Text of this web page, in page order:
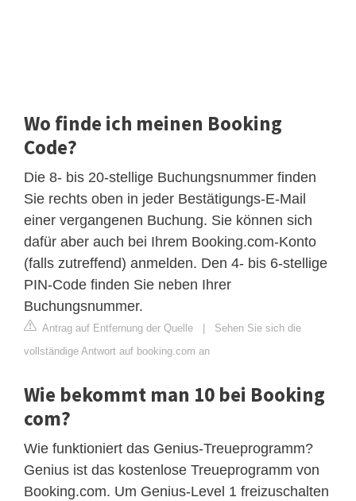
Wo finde ich meinen Booking
Code?
Die 8- bis 20-stellige Buchungsnummer finden
Sie rechts oben in jeder Bestätigungs-E-Mail
einer vergangenen Buchung. Sie können sich
dafür aber auch bei Ihrem Booking.com-Konto
(falls zutreffend) anmelden. Den 4- bis 6-stellige
PIN-Code finden Sie neben Ihrer
Buchungsnummer.
Antrag auf Entfernung der Quelle
Sehen Sie sich die
vollständige Antwort auf booking.com an
Wie bekommt man 10 bei Booking
com?
Wie funktioniert das Genius-Treueprogramm?
Genius ist das kostenlose Treueprogramm von
Booking.com. Um Genius-Level 1 freizuschalten